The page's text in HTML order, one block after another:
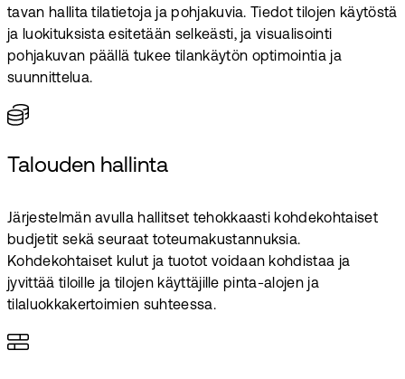
tavan hallita tilatietoja ja pohjakuvia. Tiedot tilojen käytöstä
ja luokituksista esitetään selkeästi, ja visualisointi
pohjakuvan päällä tukee tilankäytön optimointia ja
suunnittelua.
Talouden hallinta
Järjestelmän avulla hallitset tehokkaasti kohdekohtaiset
budjetit sekä seuraat toteumakustannuksia.
Kohdekohtaiset kulut ja tuotot voidaan kohdistaa ja
jyvittää tiloille ja tilojen käyttäjille pinta-alojen ja
tilaluokkakertoimien suhteessa.